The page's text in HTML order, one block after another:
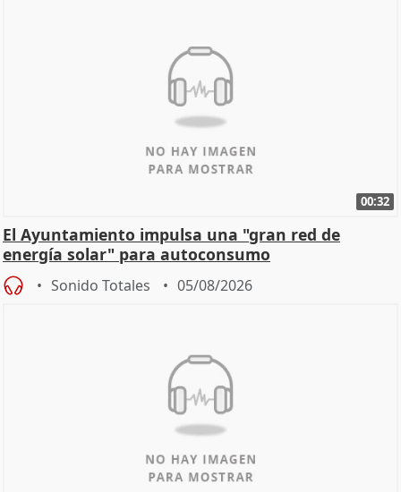
00:32
El Ayuntamiento impulsa una "gran red de
energía solar" para autoconsumo
Sonido Totales 05/08/2026